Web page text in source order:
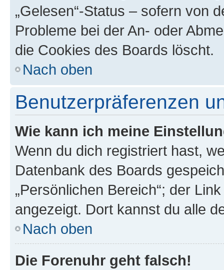
„Gelesen“-Status – sofern von
Probleme bei der An- oder
die Cookies des Boards löscht.
Nach oben
Benutzerpräferenzen
Wie kann ich meine
Wenn du dich registriert hast,
Datenbank des Boards
„Persönlichen Bereich“; der
angezeigt. Dort kannst du alle
Nach oben
Die Forenuhr geht falsch!